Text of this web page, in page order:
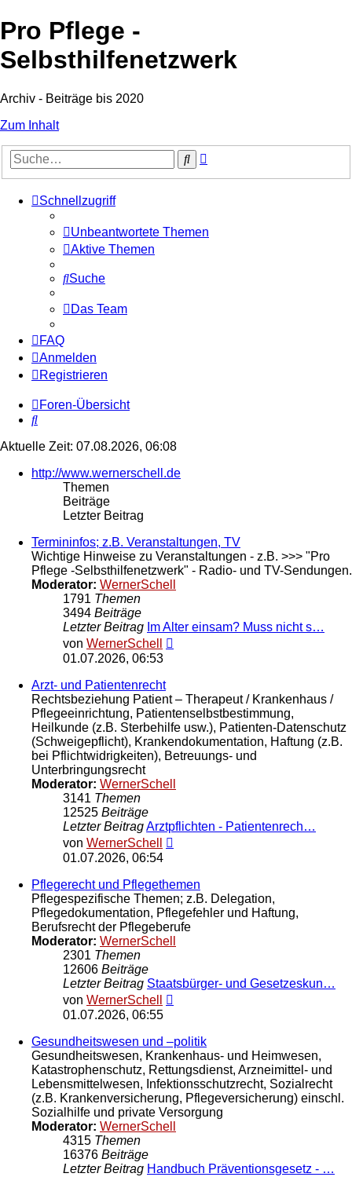
Pro Pflege -
Selbsthilfenetzwerk
Archiv - Beiträge bis 2020
Zum Inhalt
Suche
Schnellzugriff
Unbeantwortete Themen
Aktive Themen
Suche
Das Team
FAQ
Anmelden
Registrieren
Foren-Übersicht
Suche
Aktuelle Zeit: 07.08.2026, 06:08
http://www.wernerschell.de
Themen
Beiträge
Letzter Beitrag
Termininfos; z.B. Veranstaltungen, TV
Wichtige Hinweise zu Veranstaltungen - z.B. >>> "Pro
Pflege -Selbsthilfenetzwerk" - Radio- und TV-Sendungen.
Moderator: WernerSchell
1791 Themen
3494 Beiträge
Letzter Beitrag Im Alter einsam? Muss nicht s…
von WernerSchell
01.07.2026, 06:53
Arzt- und Patientenrecht
Rechtsbeziehung Patient – Therapeut / Krankenhaus /
Pflegeeinrichtung, Patientenselbstbestimmung,
Heilkunde (z.B. Sterbehilfe usw.), Patienten-Datenschutz
(Schweigepflicht), Krankendokumentation, Haftung (z.B.
bei Pflichtwidrigkeiten), Betreuungs- und
Unterbringungsrecht
Moderator: WernerSchell
3141 Themen
12525 Beiträge
Letzter BeitragArztpflichten - Patientenrech…
von WernerSchell
01.07.2026, 06:54
Pflegerecht und Pflegethemen
Pflegespezifische Themen; z.B. Delegation,
Pflegedokumentation, Pflegefehler und Haftung,
Berufsrecht der Pflegeberufe
Moderator: WernerSchell
2301 Themen
12606 Beiträge
Letzter Beitrag Staatsbürger- und Gesetzeskun…
von WernerSchell
01.07.2026, 06:55
Gesundheitswesen und –politik
Gesundheitswesen, Krankenhaus- und Heimwesen,
Katastrophenschutz, Rettungsdienst, Arzneimittel- und
Lebensmittelwesen, Infektionsschutzrecht, Sozialrecht
(z.B. Krankenversicherung, Pflegeversicherung) einschl.
Sozialhilfe und private Versorgung
Moderator: WernerSchell
4315 Themen
16376 Beiträge
Letzter Beitrag Handbuch Präventionsgesetz - …